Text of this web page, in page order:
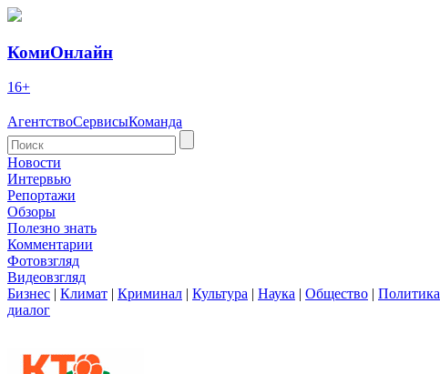
КомиОнлайн
16+
АгентствоСервисыКоманда
Новости
Интервью
Репортажи
Обзоры
Полезно знать
Комментарии
Фотовзгляд
Видеовзгляд
Бизнес | Климат | Криминал | Культура | Наука | Общество | Политика
диалог